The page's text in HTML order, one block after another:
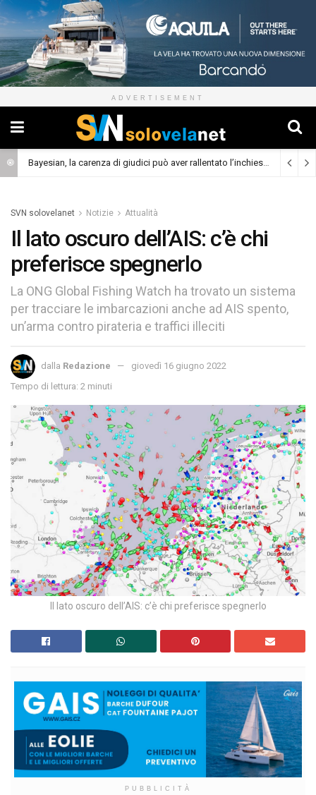
ADVERTISEMENT
Bayesian, la carenza di giudici può aver rallentato l’inchiesta (Cronaca)
SVN solovelanet Notizie Attualità
Il lato oscuro dell’AIS: c’è chi
preferisce spegnerlo
La ONG Global Fishing Watch ha trovato un sistema
per tracciare le imbarcazioni anche ad AIS spento,
un’arma contro pirateria e traffici illeciti
dalla Redazione
giovedì 16 giugno 2022
Tempo di lettura: 2 minuti
Il lato oscuro dell’AIS: c’è chi preferisce spegnerlo
PUBBLICITÀ